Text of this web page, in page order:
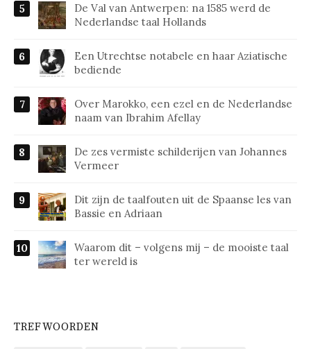
De Val van Antwerpen: na 1585 werd de
Nederlandse taal Hollands
Een Utrechtse notabele en haar Aziatische
bediende
Over Marokko, een ezel en de Nederlandse
naam van Ibrahim Afellay
De zes vermiste schilderijen van Johannes
Vermeer
Dit zijn de taalfouten uit de Spaanse les van
Bassie en Adriaan
Waarom dit – volgens mij – de mooiste taal
ter wereld is
TREFWOORDEN